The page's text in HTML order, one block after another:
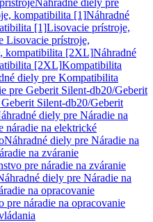
Náhradné diely pre
kompatibilita [1]Náhradné
[1]Lisovacie prístroje,
Lisovacie prístroje,
kompatibilita [2XL]Náhradné
[2XL]Kompatibilita
diely pre Kompatibilita
pre Geberit Silent-db20/Geberit
Silent-db20/Geberit
diely pre Náradie na
náradie na elektrické
Náhradné diely pre Náradie na
na zváranie
pre náradie na zváranie
diely pre Náradie na
na opracovanie
pre náradie na opracovanie